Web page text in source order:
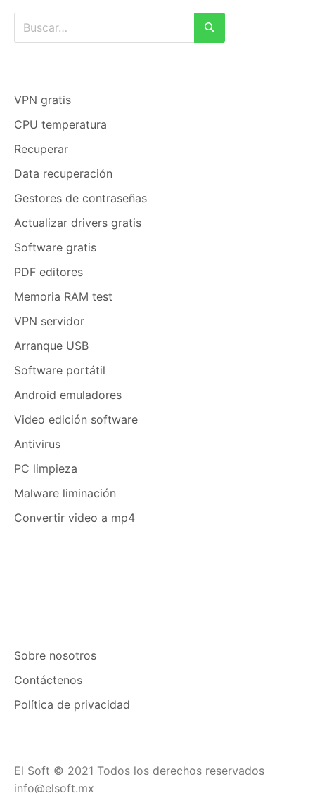
Buscar:
Buscar
VPN gratis
CPU temperatura
Recuperar
Data recuperación
Gestores de contraseñas
Actualizar drivers gratis
Software gratis
PDF editores
Memoria RAM test
VPN servidor
Arranque USB
Software portátil
Android emuladores
Video edición software
Antivirus
PC limpieza
Malware liminación
Convertir video a mp4
Sobre nosotros
Contáctenos
Política de privacidad
El Soft © 2021 Todos los derechos reservados
info@elsoft.mx